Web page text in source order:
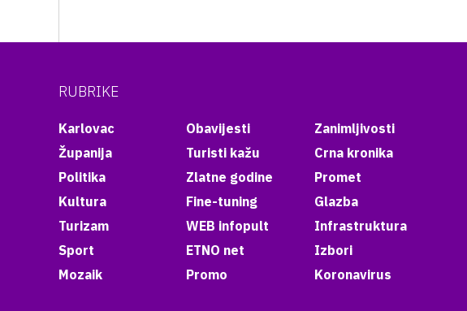
RUBRIKE
Karlovac
Županija
Politika
Kultura
Turizam
Sport
Mozaik
Obavijesti
Turisti kažu
Zlatne godine
Fine-tuning
WEB infopult
ETNO net
Promo
Zanimljivosti
Crna kronika
Promet
Glazba
Infrastruktura
Izbori
Koronavirus